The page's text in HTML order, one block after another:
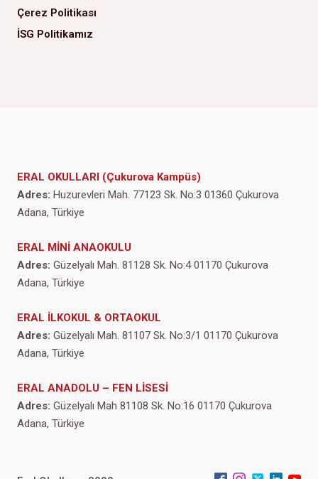
Çerez Politikası
İSG Politikamız
ERAL OKULLARI (Çukurova Kampüs)
Adres: Huzurevleri Mah. 77123 Sk. No:3 01360 Çukurova
Adana, Türkiye
ERAL MİNİ ANAOKULU
Adres: Güzelyalı Mah. 81128 Sk. No:4 01170 Çukurova
Adana, Türkiye
ERAL İLKOKUL & ORTAOKUL
Adres: Güzelyalı Mah. 81107 Sk. No:3/1 01170 Çukurova
Adana, Türkiye
ERAL ANADOLU – FEN LİSESİ
Adres: Güzelyalı Mah 81108 Sk. No:16 01170 Çukurova
Adana, Türkiye